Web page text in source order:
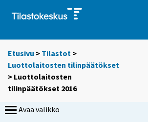
Etusivu > Tilastot >
Luottolaitosten tilinpäätökset
> Luottolaitosten
tilinpäätökset 2016
Avaa valikko